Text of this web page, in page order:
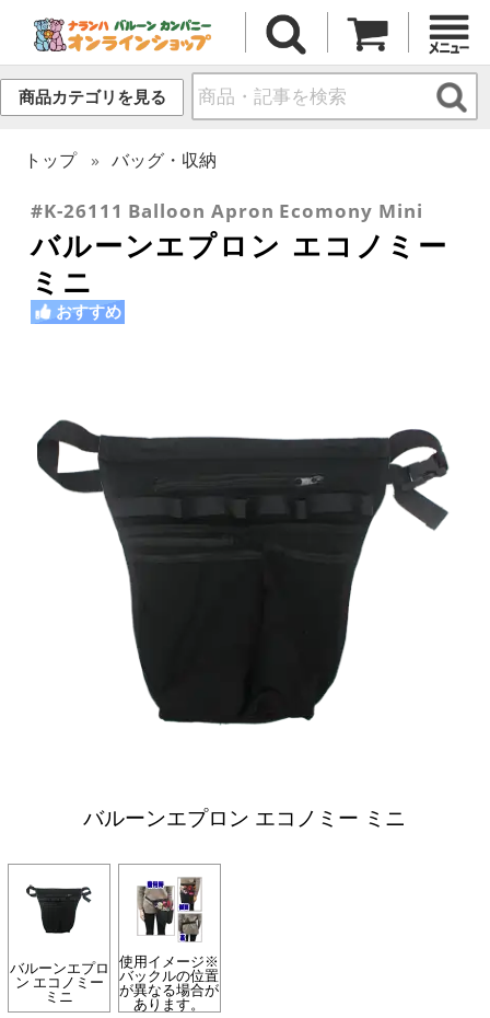
商品カテゴリを見る
トップ バッグ・収納
#K-26111 Balloon Apron Ecomony Mini
バルーンエプロン エコノミー
ミニ
おすすめ
バルーンエプロン エコノミー ミニ
バルーンエプロ
ン エコノミー
ミニ
使用イメージ※
バックルの位置
が異なる場合が
あります。